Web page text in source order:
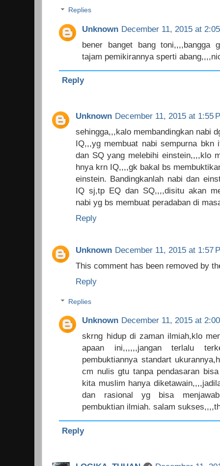
Replies
Unknown December 11, 2015 at
bener banget bang toni,,,,bangga
tajam pemikirannya sperti
Reply
Unknown December 11, 2015 at 1:55
sehingga,,,kalo membandingkan nabi
IQ,,,yg membuat nabi sempurna
dan SQ yang melebihi einstein,,,,klo
hnya krn IQ,,,,gk bakal bs
einstein. Bandingkanlah nabi dan
IQ sj,tp EQ dan SQ,,,,disitu akan
nabi yg bs membuat peradaban di
Reply
Unknown December 11, 2015 at 1:57
This comment has been removed by
Reply
Replies
Unknown December 11, 2015 at
skrng hidup di zaman ilmiah,klo
apaan ini,,,,,,jangan terlalu
pembuktiannya standart
cm nulis gtu tanpa pendasaran
kita muslim hanya
dan rasional yg bisa
pembuktian ilmiah. salam
Reply